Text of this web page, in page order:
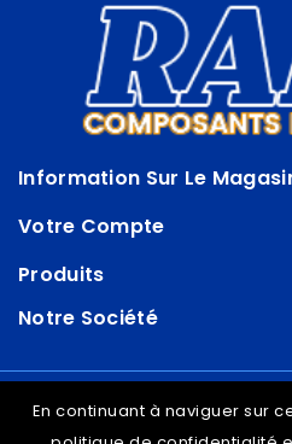
Information Sur Le
Votre Compte
Produits
Notre Société
© VDRAM
En continuant à naviguer sur